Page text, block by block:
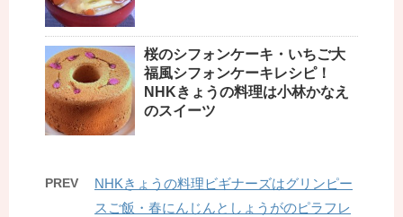
桜のシフォンケーキ・いちご大
福風シフォンケーキレシピ！
NHKきょうの料理は小林かなえ
のスイーツ
PREV
NHKきょうの料理ビギナーズはグリンピー
スご飯・春にんじんとしょうがのピラフレ